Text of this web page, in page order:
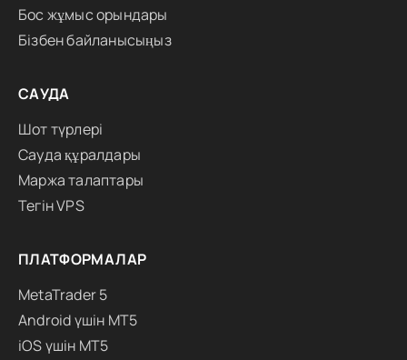
Бос жұмыс орындары
Бізбен байланысыңыз
САУДА
Шот түрлері
Сауда құралдары
Маржа талаптары
Тегін VPS
ПЛАТФОРМАЛАР
MetaTrader 5
Android үшін MT5
iOS үшін MT5